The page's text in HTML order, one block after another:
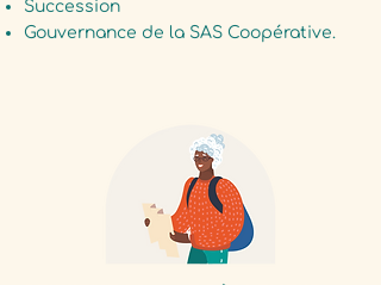
Succession
Gouvernance de la SAS Coopérative.